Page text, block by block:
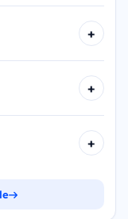
+
+
+